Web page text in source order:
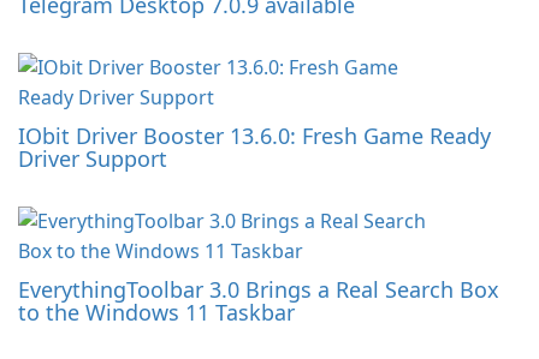
IObit Driver Booster 13.6.0: Fresh Game Ready
Driver Support
EverythingToolbar 3.0 Brings a Real Search Box
to the Windows 11 Taskbar